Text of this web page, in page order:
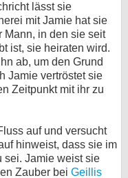
lässt sie
mit Jamie hat sie
Mann, in den sie seit
ist, sie heiraten wird.
ab, um den Grund
Jamie vertröstet sie
Zeitpunkt mit ihr zu
auf und versucht
hinweist, dass sie im
sei. Jamie weist sie
Zauber bei Geillis